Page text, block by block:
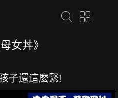
女丼》
子還這麼緊!